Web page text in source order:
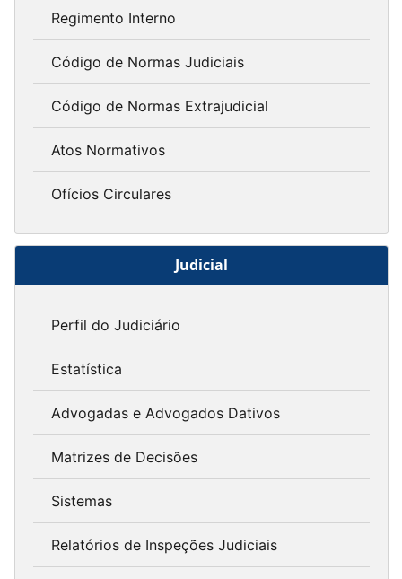
Regimento Interno
Código de Normas Judiciais
Código de Normas Extrajudicial
Atos Normativos
Ofícios Circulares
Judicial
Perfil do Judiciário
Estatística
Advogadas e Advogados Dativos
Matrizes de Decisões
Sistemas
Relatórios de Inspeções Judiciais